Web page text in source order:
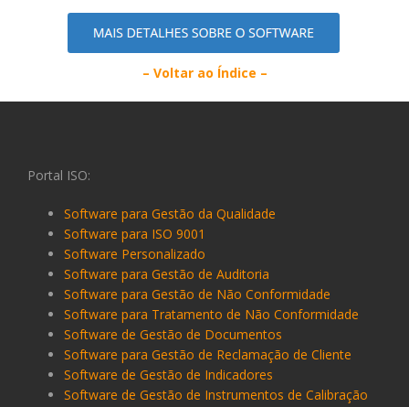
– Voltar ao Índice –
Portal ISO:
Software para Gestão da Qualidade
Software para ISO 9001
Software Personalizado
Software para Gestão de Auditoria
Software para Gestão de Não Conformidade
Software para Tratamento de Não Conformidade
Software de Gestão de Documentos
Software para Gestão de Reclamação de Cliente
Software de Gestão de Indicadores
Software de Gestão de Instrumentos de Calibração